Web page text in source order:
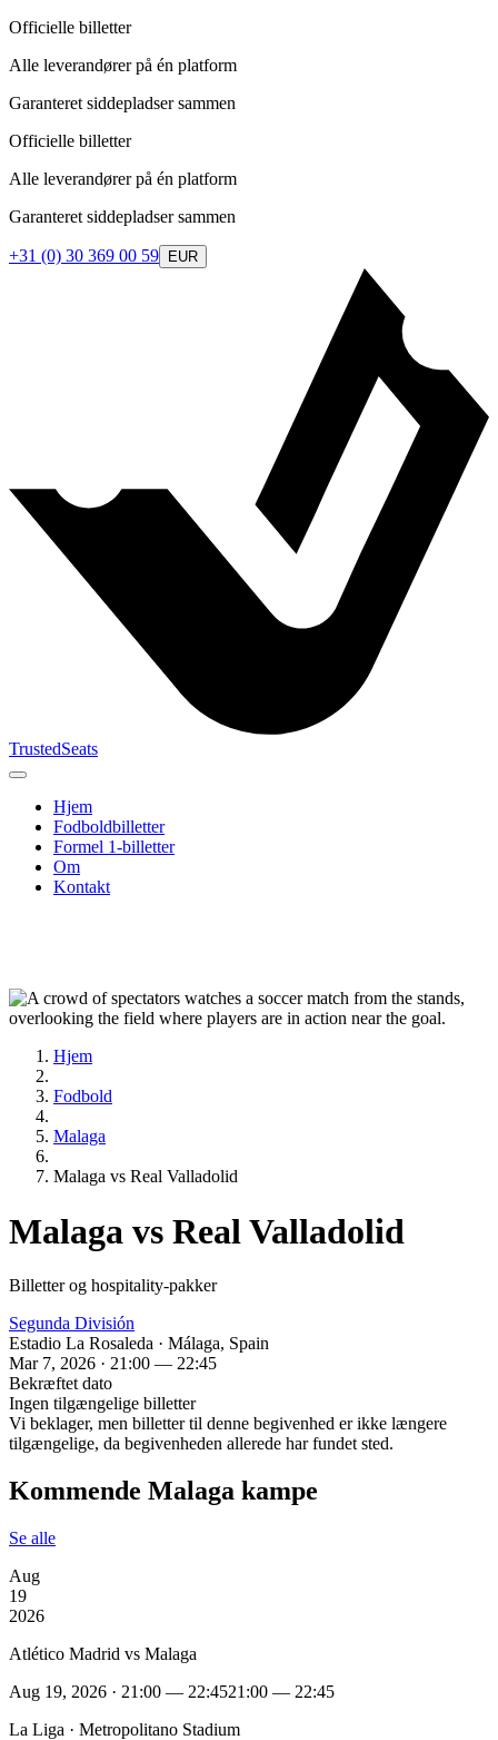
Officielle billetter
Alle leverandører på én platform
Garanteret siddepladser sammen
Officielle billetter
Alle leverandører på én platform
Garanteret siddepladser sammen
+31 (0) 30 369 00 59 EUR
TrustedSeats
Hjem
Fodboldbilletter
Formel 1-billetter
Om
Kontakt
Hjem
Fodbold
Malaga
Malaga vs Real Valladolid
Malaga vs Real Valladolid
Billetter og hospitality-pakker
Segunda División
Estadio La Rosaleda · Málaga, Spain
Mar 7, 2026 · 21:00 — 22:45
Bekræftet dato
Ingen tilgængelige billetter
Vi beklager, men billetter til denne begivenhed er ikke længere
tilgængelige, da begivenheden allerede har fundet sted.
Kommende Malaga kampe
Se alle
Aug
19
2026
Atlético Madrid vs Malaga
Aug 19, 2026 · 21:00 — 22:4521:00 — 22:45
La Liga · Metropolitano Stadium